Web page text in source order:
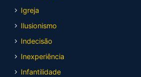
Igreja
Ilusionismo
Indecisão
Inexperiência
Infantilidade